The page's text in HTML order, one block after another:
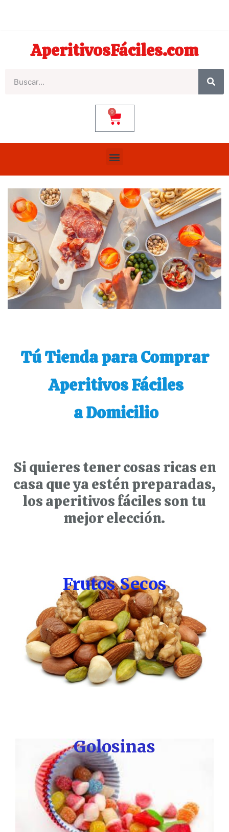
AperitivosFáciles.com
0
Tú Tienda para Comprar
Aperitivos Fáciles
a Domicilio
Si quieres tener cosas ricas en
casa que ya estén preparadas,
los aperitivos fáciles son tu
mejor elección.
Frutos Secos
Golosinas